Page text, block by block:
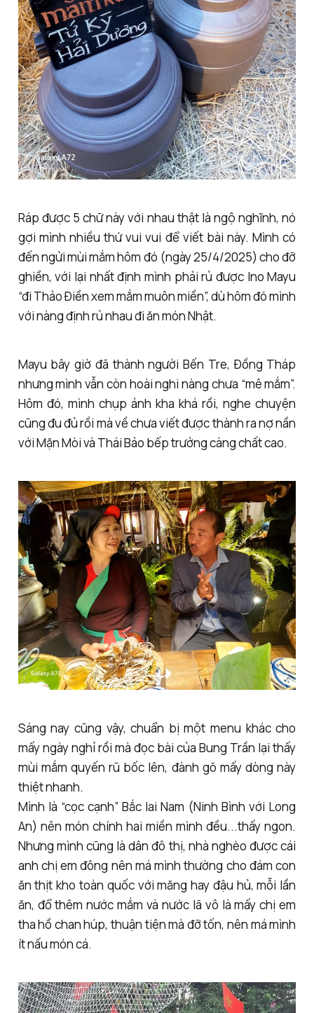
Ráp được 5 chữ này với nhau thật là ngộ nghĩnh, nó
gợi mình nhiều thứ vui vui để viết bài này. Mình có
đến ngửi mùi mắm hôm đó (ngày 25/4/2025) cho đỡ
ghiền, với lại nhất định mình phải rủ được Ino Mayu
“đi Thảo Điền xem mắm muôn miền”, dù hôm đó mình
với nàng định rủ nhau đi ăn món Nhật.
Mayu bây giờ đã thành người Bến Tre, Đồng Tháp
nhưng mình vẫn còn hoài nghi nàng chưa “mê mắm”.
Hôm đó, mình chụp ảnh kha khá rồi, nghe chuyện
cũng đu đủ rồi mà về chưa viết được thành ra nợ nần
với Mặn Mòi và Thái Bảo bếp trưởng càng chất cao.
Sáng nay cũng vậy, chuẩn bị một menu khác cho
mấy ngày nghỉ rồi mà đọc bài của Bung Trần lại thấy
mùi mắm quyến rũ bốc lên, đành gõ mấy dòng này
thiệt nhanh.
Mình là “cọc cạnh” Bắc lai Nam (Ninh Bình với Long
An) nên món chính hai miền mình đều...thấy ngon.
Nhưng mình cũng là dân đô thị, nhà nghèo được cái
anh chị em đông nên má mình thường cho đám con
ăn thịt kho toàn quốc với măng hay đậu hủ, mỗi lần
ăn, đổ thêm nước mắm và nước lã vô là mấy chị em
tha hồ chan húp, thuận tiện mà đỡ tốn, nên má mình
ít nấu món cá.